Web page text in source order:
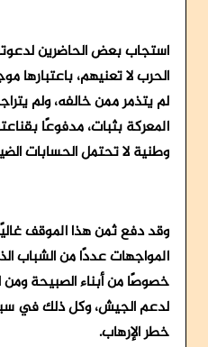
استجاب بعض الحاضرين
الحرب لا تعنيهم، باعتبارها
لم يتذمر ممن خالفه، ولم
المعركة بثبات، مدفوعًا
وطنية لا تحتمل الحسابات
وقد دفع ثمن هذا الموقف
المواجهات عددًا من الشباب
خصوصًا من أبناء الصبيحة
لدعم الجيش، وكل ذلك في
خطر الإرهاب.